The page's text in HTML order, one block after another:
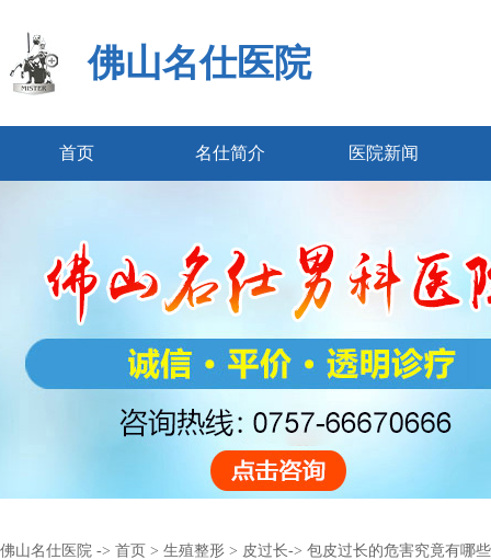
佛山名仕医院
首页 名仕简介 医院新闻
佛山名仕医院 -> 首页 > 生殖整形 > 皮过长-> 包皮过长的危害究竟有哪